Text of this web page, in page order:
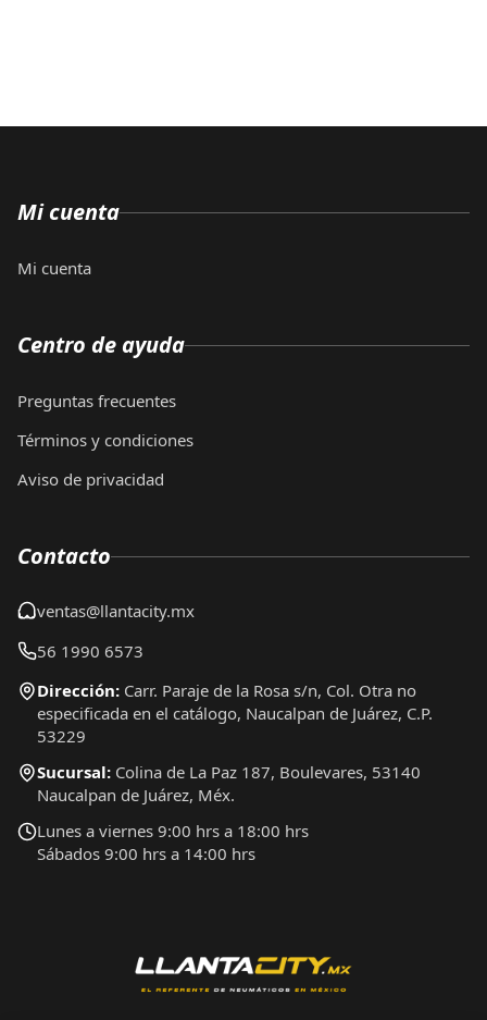
Mi cuenta
Mi cuenta
Centro de ayuda
Preguntas frecuentes
Términos y condiciones
Aviso de privacidad
Contacto
ventas@llantacity.mx
56 1990 6573
Dirección: Carr. Paraje de la Rosa s/n, Col. Otra no
especificada en el catálogo, Naucalpan de Juárez, C.P.
53229
Sucursal: Colina de La Paz 187, Boulevares, 53140
Naucalpan de Juárez, Méx.
Lunes a viernes 9:00 hrs a 18:00 hrs
Sábados 9:00 hrs a 14:00 hrs